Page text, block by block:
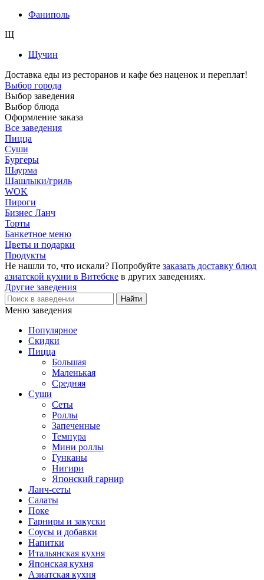
Фаниполь
Щ
Щучин
Доставка еды из ресторанов и кафе без наценок и переплат!
Выбор города
Выбор заведения
Выбор блюда
Оформление заказа
Все заведения
Пицца
Суши
Бургеры
Шаурма
Шашлыки/гриль
WOK
Пироги
Бизнес Ланч
Торты
Банкетное меню
Цветы и подарки
Продукты
Не нашли то, что искали? Попробуйте заказать доставку блюд
азиатской кухни в Витебске в других заведениях.
Другие заведения
Меню заведения
Популярное
Скидки
Пицца
Большая
Маленькая
Средняя
Суши
Сеты
Роллы
Запеченные
Темпура
Мини роллы
Гунканы
Нигири
Японский гарнир
Ланч-сеты
Салаты
Поке
Гарниры и закуски
Соусы и добавки
Напитки
Итальянская кухня
Японская кухня
Азиатская кухня